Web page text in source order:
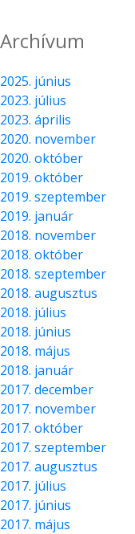
Archívum
2025. június
2023. július
2023. április
2020. november
2020. október
2019. október
2019. szeptember
2019. január
2018. november
2018. október
2018. szeptember
2018. augusztus
2018. július
2018. június
2018. május
2018. január
2017. december
2017. november
2017. október
2017. szeptember
2017. augusztus
2017. július
2017. június
2017. május